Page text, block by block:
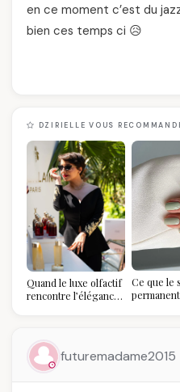
en ce moment c’est du
bien ces temps ci 😥
DZIRIELLE VOUS
Quand le luxe olfactif
rencontre l’élégance
temps
Ce que le
futuremadame2015